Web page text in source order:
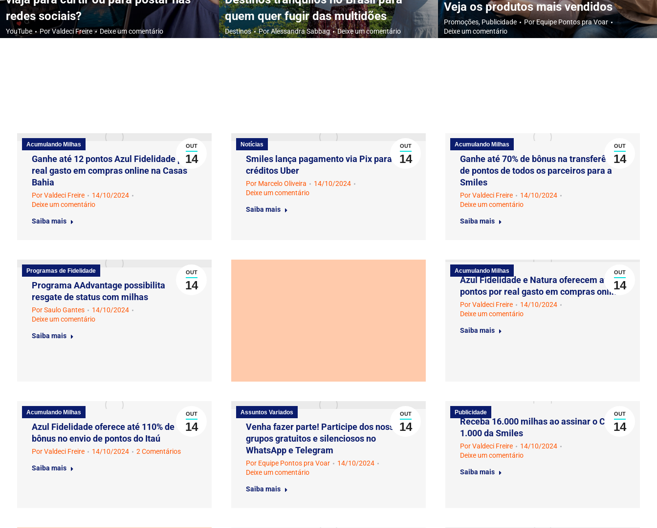
redes sociais?
YouTube PorValdeci Freire Deixe um comentário
quem quer fugir das multidões
Destinos PorAlessandra Sabbag Deixe um comentário
Veja os produtos mais vendidos
Promoções, Publicidade PorEquipe Pontos pra Voar
Deixe um comentário
OUT
14
Acumulando Milhas
Ganhe até 12 pontos Azul Fidelidade por
real gasto em compras online na Casas
Bahia
PorValdeci Freire
14/10/2024
Deixe um comentário
Saiba mais
OUT
14
Notícias
Smiles lança pagamento via Pix para
créditos Uber
Por Marcelo Oliveira
14/10/2024
Deixe um comentário
Saiba mais
OUT
14
Acumulando Milhas
Ganhe até 70% de bônus na transferência
de pontos de todos os parceiros para a
Smiles
PorValdeci Freire
14/10/2024
Deixe um comentário
Saiba mais
OUT
14
Programas de Fidelidade
Programa AAdvantage possibilita
resgate de status com milhas
PorSaulo Gantes
14/10/2024
Deixe um comentário
Saiba mais
OUT
14
Acumulando Milhas
Azul Fidelidade e Natura oferecem até 15
pontos por real gasto em compras online
PorValdeci Freire
14/10/2024
Deixe um comentário
Saiba mais
OUT
14
Acumulando Milhas
Azul Fidelidade oferece até 110% de
bônus no envio de pontos do Itaú
PorValdeci Freire 14/10/2024 2 Comentários
Saiba mais
OUT
14
Assuntos Variados
Venha fazer parte! Participe dos nossos
grupos gratuitos e silenciosos no
WhatsApp e Telegram
Por Equipe Pontos pra Voar
14/10/2024
Deixe um comentário
Saiba mais
OUT
14
Publicidade
Receba 16.000 milhas ao assinar o Clube
1.000 da Smiles
PorValdeci Freire
14/10/2024
Deixe um comentário
Saiba mais